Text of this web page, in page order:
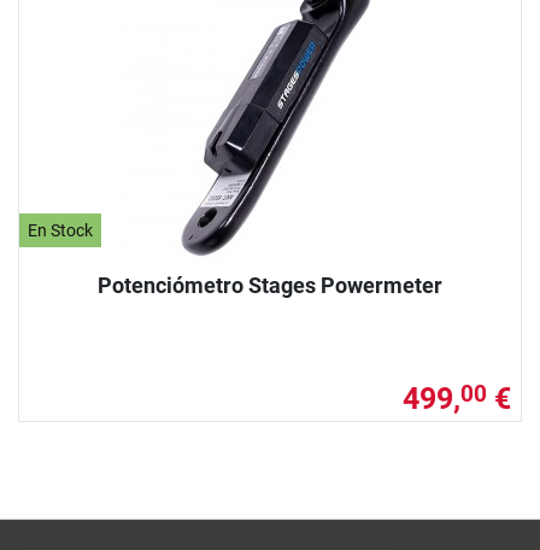
En Stock
Potenciómetro Stages Powermeter
499,00 €